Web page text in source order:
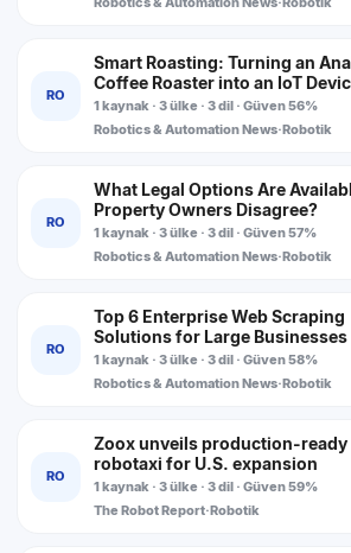
RO
Smart Roasting: Turning an
Coffee Roaster into an IoT
1 kaynak · 3 ülke · 3 dil · Güven 56%
Robotics & Automation News·Robotik
RO
What Legal Options Are
Property Owners Disagree?
1 kaynak · 3 ülke · 3 dil · Güven 57%
Robotics & Automation News·Robotik
RO
Top 6 Enterprise Web Scraping
Solutions for Large Businesses
1 kaynak · 3 ülke · 3 dil · Güven 58%
Robotics & Automation News·Robotik
RO
Zoox unveils production-ready
robotaxi for U.S. expansion
1 kaynak · 3 ülke · 3 dil · Güven 59%
The Robot Report·Robotik